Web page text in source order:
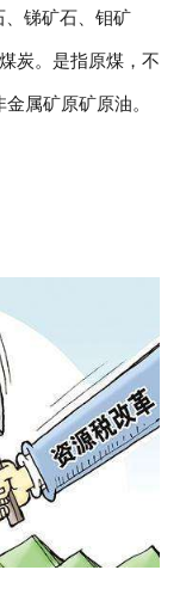
锑矿石、钼矿
炭。是指原煤，不
属矿原矿原油。